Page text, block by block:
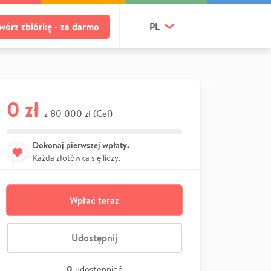
zbiórkę - za darmo PL
0 zł z 80 000 zł (Cel)
Dokonaj pierwszej wpłaty.
Każda złotówka się liczy.
Wpłać teraz
Udostępnij